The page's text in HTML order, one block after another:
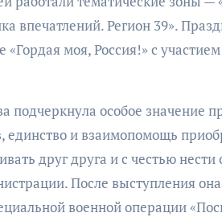
впечатлений. Регион 39».
«Гордая моя, Россия!» с
подчеркнула особое значение
единство и взаимопомощь
друг друга и с честью нести
После выступления
военной операции